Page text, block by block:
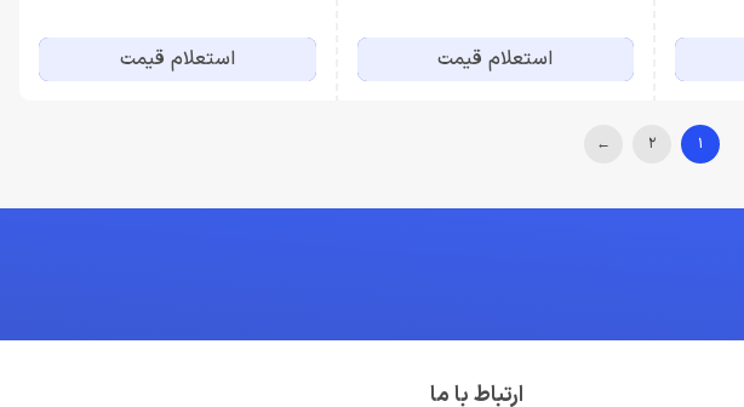
استعلام قیمت استعلام قیمت
1
2
←
ارتباط با ما